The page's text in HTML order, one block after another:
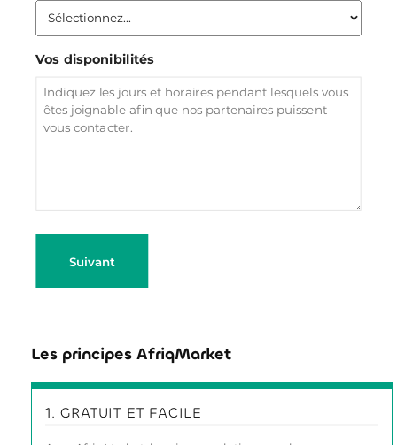
Vos disponibilités
Suivant
Les principes AfriqMarket
1. GRATUIT ET FACILE